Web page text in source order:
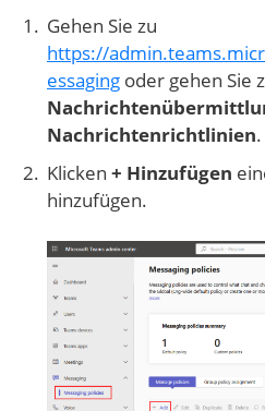
Gehen Sie zu
https://
essaging oder gehen Sie
Nachrichtenrichtlinien.
Klicken + Hinzufügen
hinzufügen.